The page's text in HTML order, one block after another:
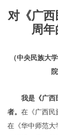
ꁕ 美丽乡村
ꁕ 强农品牌
对《广西
周
（中央民族大
我是《广西
者。 在《广西民
在《华中师范大